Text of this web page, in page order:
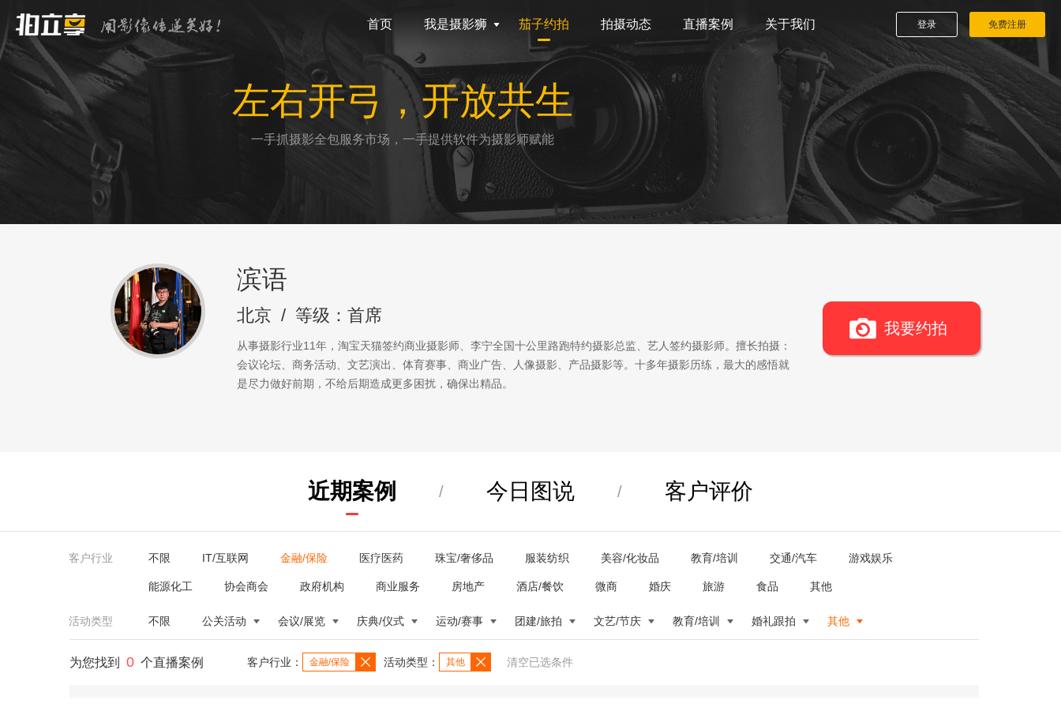
首页 我是摄影狮 茄子约拍 拍摄动态 直播案例 关于我们 登录 免费注册
左右开弓，开放共生
一手抓摄影全包服务市场，一手提供软件为摄影师赋能
滨语
北京 / 等级：首席
从事摄影行业11年，淘宝天猫签约商业摄影师、李宁全国十公里路跑特约摄影总监、艺人签约摄影师。擅长拍摄：
会议论坛、商务活动、文艺演出、体育赛事、商业广告、人像摄影、产品摄影等。十多年摄影历练，最大的感悟就
是尽力做好前期，不给后期造成更多困扰，确保出精品。
我要约拍
近期案例 / 今日图说 / 客户评价
客户行业 不限 IT/互联网 金融/保险 医疗医药 珠宝/奢侈品 服装纺织 美容/化妆品 教育/培训 交通/汽车 游戏娱乐
能源化工 协会商会 政府机构 商业服务 房地产 酒店/餐饮 微商 婚庆 旅游 食品 其他
活动类型 不限 公关活动 会议/展览 庆典/仪式 运动/赛事 团建/旅拍 文艺/节庆 教育/培训 婚礼跟拍 其他
为您找到 0 个直播案例 客户行业： 金融/保险 活动类型： 其他 清空已选条件